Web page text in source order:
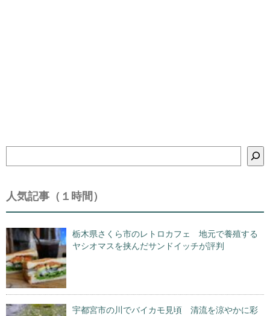
人気記事（１時間）
栃木県さくら市のレトロカフェ 地元で養殖する
ヤシオマスを挟んだサンドイッチが評判
宇都宮市の川でバイカモ見頃 清流を涼やかに彩